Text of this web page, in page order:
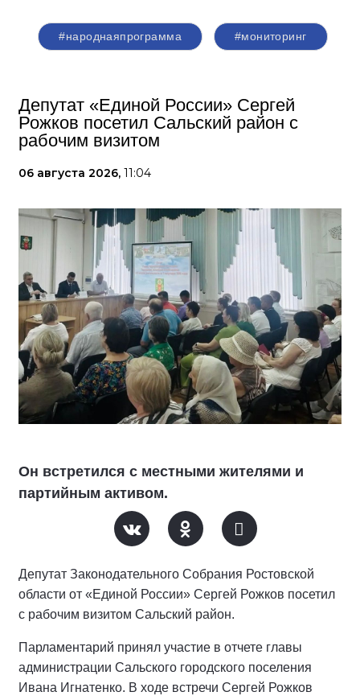
#народнаяпрограмма #мониторинг
Депутат «Единой России» Сергей
Рожков посетил Сальский район с
рабочим визитом
06 августа 2026, 11:04
Он встретился с местными жителями и
партийным активом.
Депутат Законодательного Собрания Ростовской
области от «Единой России» Сергей Рожков посетил
с рабочим визитом Сальский район.
Парламентарий принял участие в отчете главы
администрации Сальского городского поселения
Ивана Игнатенко. В ходе встречи Сергей Рожков